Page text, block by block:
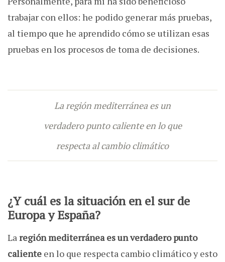
trabajar con ellos: he podido generar más pruebas,
al tiempo que he aprendido cómo se utilizan esas
pruebas en los procesos de toma de decisiones.
La región mediterránea es un
verdadero punto caliente en lo que
respecta al cambio climático
¿Y cuál es la situación en el sur de
Europa y España?
Laregión mediterránea es un verdadero punto
caliente en lo que respecta cambio climático y esto